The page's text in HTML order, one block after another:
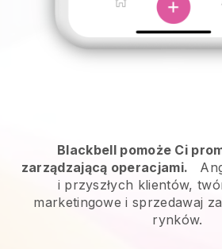
Blackbell pomoże Ci
zarządzającą operacjami.
i przyszłych klientów,
marketingowe i sprzedawaj
rynków.